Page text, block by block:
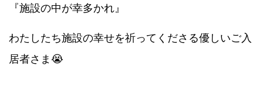
『施設の中が幸多かれ』
わたしたち施設の幸せを祈ってくださる優しいご入
居者さま😭